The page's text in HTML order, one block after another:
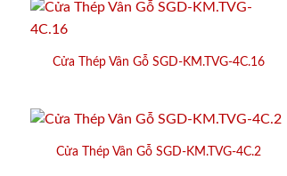
Cửa Thép Vân Gỗ SGD-KM.TVG-4C.16
Cửa Thép Vân Gỗ SGD-KM.TVG-4C.2